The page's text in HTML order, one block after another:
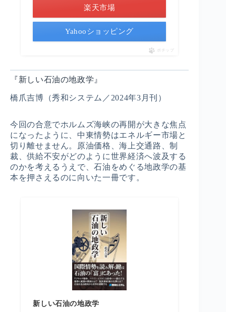
楽天市場
Yahooショッピング
ポチップ
『新しい石油の地政学』
橋爪吉博（秀和システム／2024年3月刊）
今回の合意でホルムズ海峡の再開が大きな焦点
になったように、中東情勢はエネルギー市場と
切り離せません。原油価格、海上交通路、制
裁、供給不安がどのように世界経済へ波及する
のかを考えるうえで、石油をめぐる地政学の基
本を押さえるのに向いた一冊です。
新しい石油の地政学